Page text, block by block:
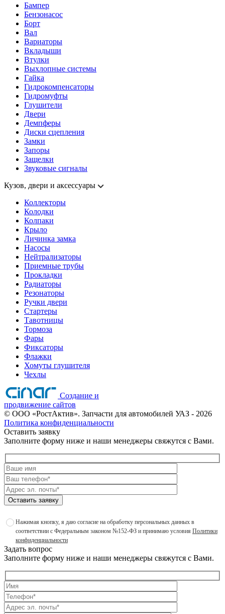
Бампер
Бензонасос
Борт
Вал
Вариаторы
Вкладыши
Втулки
Выхлопные системы
Гайка
Гидрокомпенсаторы
Гидромуфты
Глушители
Двери
Демпферы
Диски сцепления
Замки
Запоры
Защелки
Звуковые сигналы
Кузов, двери и аксессуары
Коллекторы
Колодки
Колпаки
Крыло
Личинка замка
Насосы
Нейтрализаторы
Приемные трубы
Прокладки
Радиаторы
Резонаторы
Ручки двери
Стартеры
Тавотницы
Тормоза
Фары
Фиксаторы
Флажки
Хомуты глушителя
Чехлы
Создание и
продвижение сайтов
© ООО «РостАктив». Запчасти для автомобилей УАЗ - 2026
Политика конфиденциальности
Оставить заявку
Заполните форму ниже и наши менеджеры свяжутся с Вами.
Оставить заявку
Нажимая кнопку, я даю согласие на обработку персональных данных в
соответствии с Федеральным законом №152-ФЗ и принимаю условия Политики
конфиденциальности
Задать вопрос
Заполните форму ниже и наши менеджеры свяжутся с Вами.